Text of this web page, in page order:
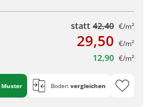
statt 42,40 €/m²
29,50 €/m²
12,90 €/m²
Muster Boden vergleichen